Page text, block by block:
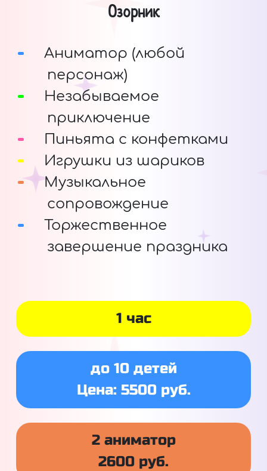
Озорник
Аниматор (любой
персонаж)
Незабываемое
приключение
Пиньята с конфетками
Игрушки из шариков
Музыкальное
сопровождение
Торжественное
завершение праздника
1 час
до 10 детей
Цена: 5500 руб.
2 аниматор
2600 руб.